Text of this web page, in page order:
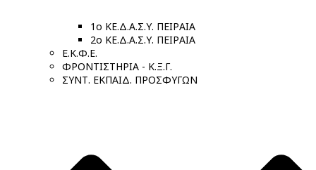
1ο ΚΕ.Δ.Α.Σ.Υ. ΠΕΙΡΑΙΑ
2ο ΚΕ.Δ.Α.Σ.Υ. ΠΕΙΡΑΙΑ
Ε.Κ.Φ.Ε.
ΦΡΟΝΤΙΣΤΗΡΙΑ - Κ.Ξ.Γ.
ΣΥΝΤ. ΕΚΠΑΙΔ. ΠΡΟΣΦΥΓΩΝ